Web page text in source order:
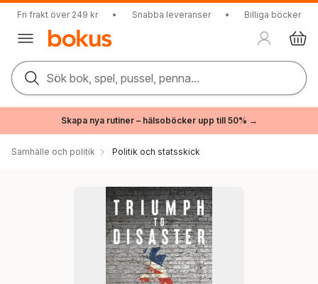
Fri frakt över 249 kr • Snabba leveranser • Billiga böcker
Sök bok, spel, pussel, penna...
Skapa nya rutiner – hälsoböcker upp till 50% →
Samhälle och politik Politik och statsskick